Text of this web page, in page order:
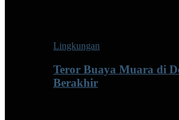
Lingkungan
Teror Buaya Muara di
Berakhir